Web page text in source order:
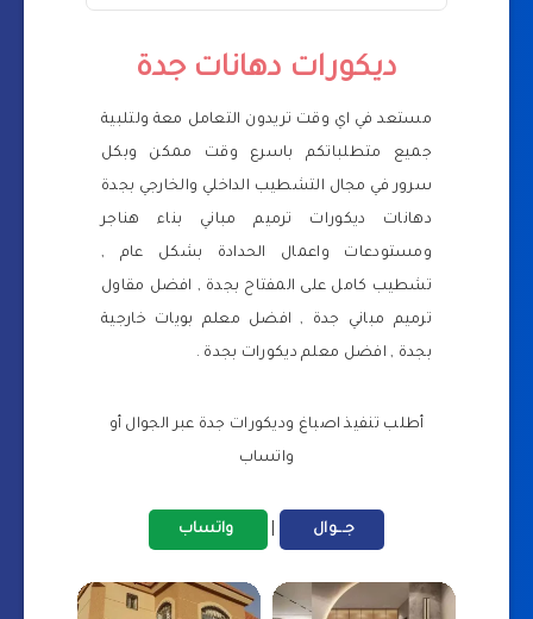
ديكورات دهانات جدة
مستعد في اي وقت تريدون التعامل معة ولتلبية
جميع متطلباتكم باسرع وقت ممكن وبكل
سرور في مجال التشطيب الداخلي والخارجي بجدة
دهانات ديكورات ترميم مباني بناء هناجر
ومستودعات واعمال الحدادة بشكل عام ,
تشطيب كامل على المفتاح بجدة , افضل مقاول
ترميم مباني جدة , افضل معلم بويات خارجية
بجدة , افضل معلم ديكورات بجدة .
أطلب تنفيذ اصباغ وديكورات جدة عبر الجوال أو
واتساب
جـــوال واتساب